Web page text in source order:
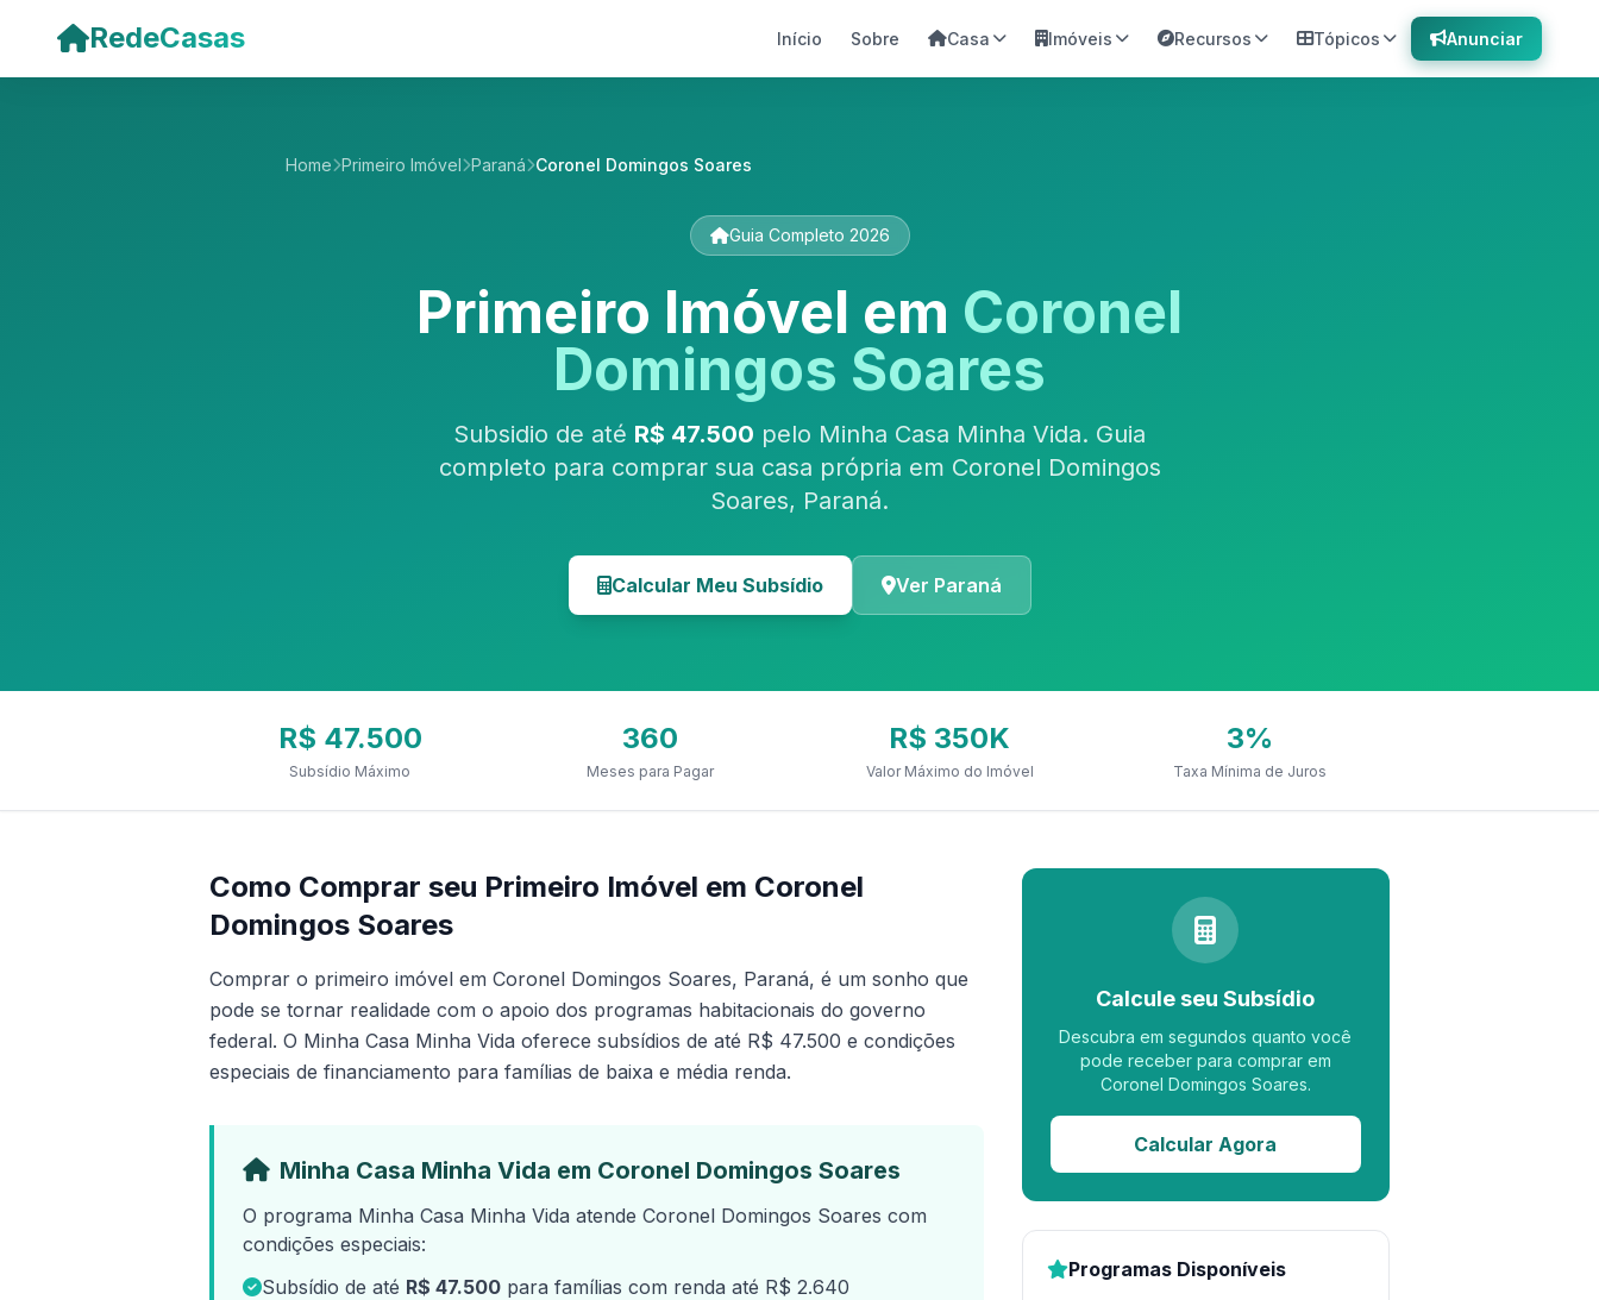
RedeCasas Início Sobre Casa Imóveis Recursos Tópicos Anunciar
Home Primeiro Imóvel Paraná Coronel Domingos Soares
Guia Completo 2026
Primeiro Imóvel em Coronel
Domingos Soares
Subsidio de até R$ 47.500 pelo Minha Casa Minha Vida. Guia
completo para comprar sua casa própria em Coronel Domingos
Soares, Paraná.
Calcular Meu Subsídio Ver Paraná
R$ 47.500
Subsídio Máximo
360
Meses para Pagar
R$ 350K
Valor Máximo do Imóvel
3%
Taxa Mínima de Juros
Como Comprar seu Primeiro Imóvel em Coronel
Domingos Soares
Comprar o primeiro imóvel em Coronel Domingos Soares, Paraná, é um sonho que
pode se tornar realidade com o apoio dos programas habitacionais do governo
federal. O Minha Casa Minha Vida oferece subsídios de até R$ 47.500 e condições
especiais de financiamento para famílias de baixa e média renda.
Minha Casa Minha Vida em Coronel Domingos Soares
O programa Minha Casa Minha Vida atende Coronel Domingos Soares com
condições especiais:
Subsídio de até R$ 47.500 para famílias com renda até R$ 2.640
Calcule seu Subsídio
Descubra em segundos quanto você
pode receber para comprar em
Coronel Domingos Soares.
Calcular Agora
Programas Disponíveis